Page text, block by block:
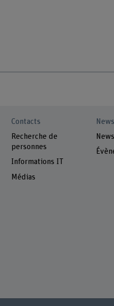
Contacts
Recherche de
personnes
Informations IT
Médias
News